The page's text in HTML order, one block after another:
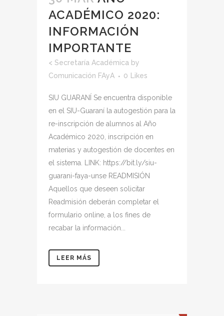
ACADÉMICO 2020:
INFORMACIÓN
IMPORTANTE
< Secretaría Académica by
Comunicación FAyA
0 Likes
SIU GUARANÍ Se encuentra disponible
en el SIU-Guaraní la autogestión para la
re-inscripción de alumnos al Año
Académico 2020, inscripción en
materias y autogestión de docentes en
el sistema. LINK: https://bit.ly/siu-
guarani-faya-unse READMISIÓN
Aquellos que deseen solicitar
Readmisión deberán completar el
formulario online, a los fines de
recabar la información...
LEER MÁS